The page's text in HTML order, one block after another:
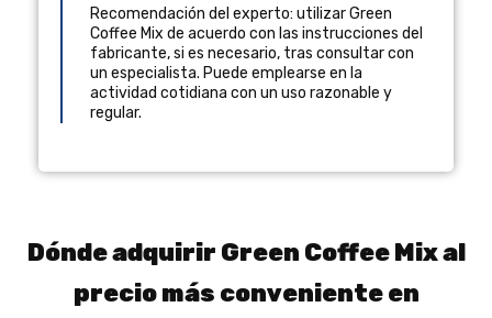
Recomendación del experto: utilizar Green
Coffee Mix de acuerdo con las instrucciones del
fabricante, si es necesario, tras consultar con
un especialista. Puede emplearse en la
actividad cotidiana con un uso razonable y
regular.
Dónde adquirir Green Coffee Mix al
precio más conveniente en